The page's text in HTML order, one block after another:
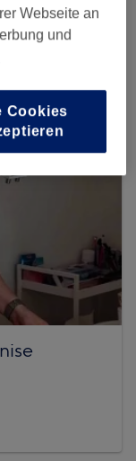
Webseite an
und
Cookies